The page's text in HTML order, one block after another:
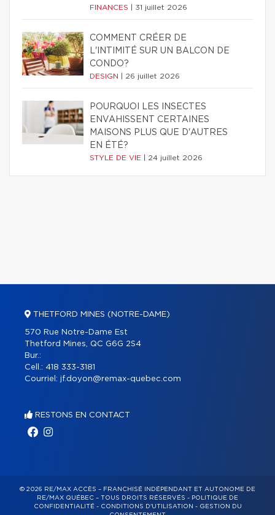
FINANCES 31 juillet 2026
COMMENT CRÉER DE
L'INTIMITÉ SUR UN BALCON DE
CONDO?
DESIGN 26 juillet 2026
POURQUOI LES INSECTES
ENVAHISSENT CERTAINES
MAISONS PLUS QUE D'AUTRES
EN ÉTÉ?
STYLE DE VIE 24 juillet 2026
THETFORD MINES (NOTRE-DAME)
570 Rue Notre-Dame Est
Thetford Mines, QC G6G 2S4
Bur.:
Cell.: 418 333-3181
Courriel: jf.doyon@remax-quebec.com
RESTONS EN CONTACT
© 2026 RE/MAX ACCÈS – FRANCHISÉ INDÉPENDANT ET AUTONOME DE
RE/MAX QUÉBEC – TOUS DROITS RÉSERVÉS - POLITIQUE DE
CONFIDENTIALITÉ- CONDITIONS D'UTILISATION - GESTION DU